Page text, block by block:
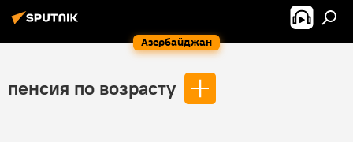
Азербайджан
пенсия по возрасту